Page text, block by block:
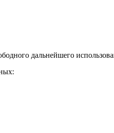
дальнейшего